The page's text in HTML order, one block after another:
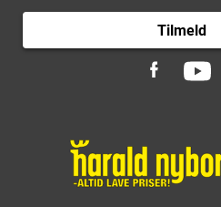
Tilmeld